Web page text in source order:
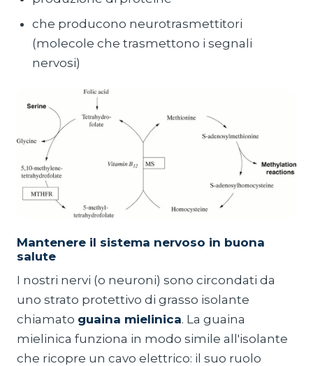
che producono neurotrasmettitori
(molecole che trasmettono i segnali
nervosi)
Mantenere il sistema nervoso in buona
salute
I nostri nervi (o neuroni) sono circondati da
uno strato protettivo di grasso isolante
chiamato guaina mielinica. La guaina
mielinica funziona in modo simile all'isolante
che ricopre un cavo elettrico: il suo ruolo